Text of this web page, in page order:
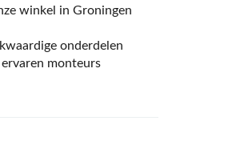
winkel in Groningen
onderdelen
monteurs